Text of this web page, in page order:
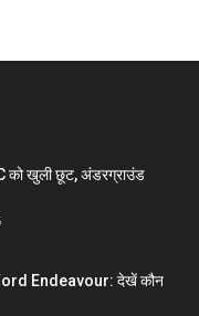
को खुली छूट, अंडरग्राउंड
Endeavour: देखें कौन